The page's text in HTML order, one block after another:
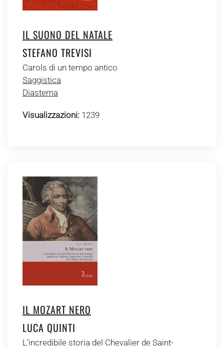
IL SUONO DEL NATALE
STEFANO TREVISI
Carols di un tempo antico
Saggistica
Diastema
Visualizzazioni: 1239
IL MOZART NERO
LUCA QUINTI
L’incredibile storia del Chevalier de Saint-